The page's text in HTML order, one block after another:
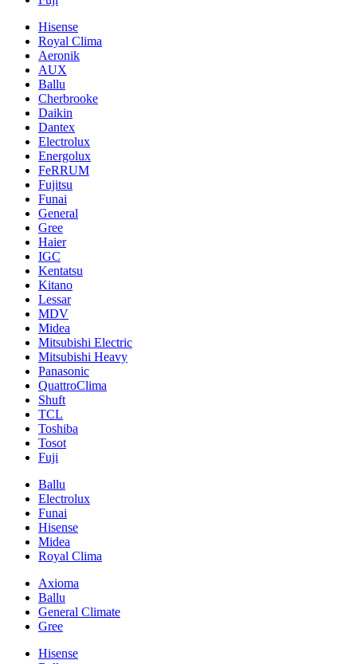
Hisense
Royal Clima
Aeronik
AUX
Ballu
Cherbrooke
Daikin
Dantex
Electrolux
Energolux
FeRRUM
Fujitsu
Funai
General
Gree
Haier
IGC
Kentatsu
Kitano
Lessar
MDV
Midea
Mitsubishi Electric
Mitsubishi Heavy
Panasonic
QuattroClima
Shuft
TCL
Toshiba
Tosot
Fuji
Ballu
Electrolux
Funai
Hisense
Midea
Royal Clima
Axioma
Ballu
General Climate
Gree
Hisense